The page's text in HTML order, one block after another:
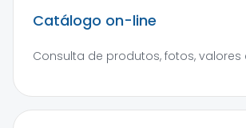
Catálogo on-line
Consulta de produtos, fotos, valores